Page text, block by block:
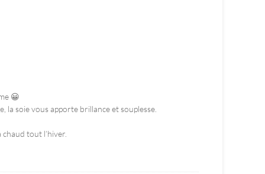
😀
la soie vous apporte brillance et souplesse.
tout l’hiver.